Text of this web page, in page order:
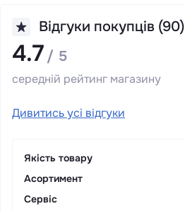
Відгуки покупців (90)
4.7 / 5
середній рейтинг магазину
Дивитись усі відгуки
Якість товару
Асортимент
Сервіс